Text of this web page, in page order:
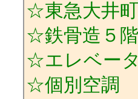
☆東急大井
☆鉄骨造５
☆エレベー
☆個別空調